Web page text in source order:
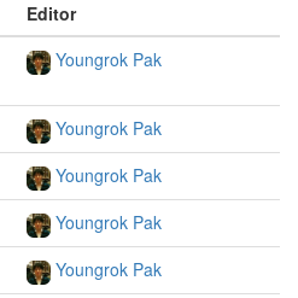
Editor
Youngrok Pak
Youngrok Pak
Youngrok Pak
Youngrok Pak
Youngrok Pak